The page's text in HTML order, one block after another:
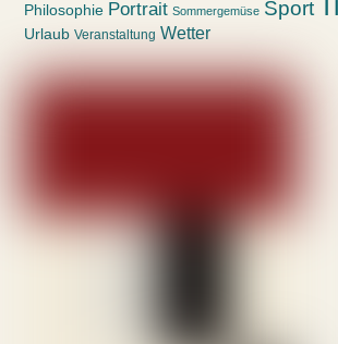
Philosophie Portrait Sommergemüse Sport
Urlaub Veranstaltung Wetter